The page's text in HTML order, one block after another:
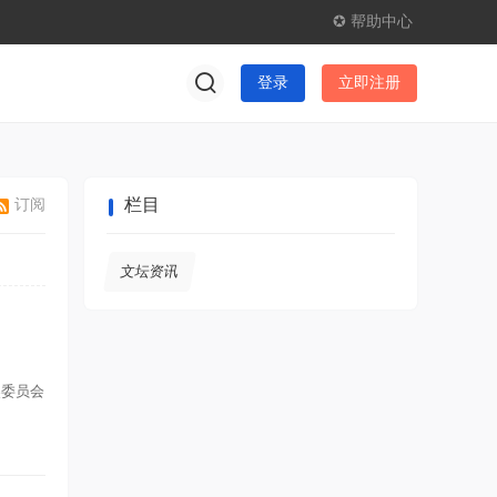
✪ 帮助中心
登录 立即注册
订阅
员会
栏目
文坛资讯